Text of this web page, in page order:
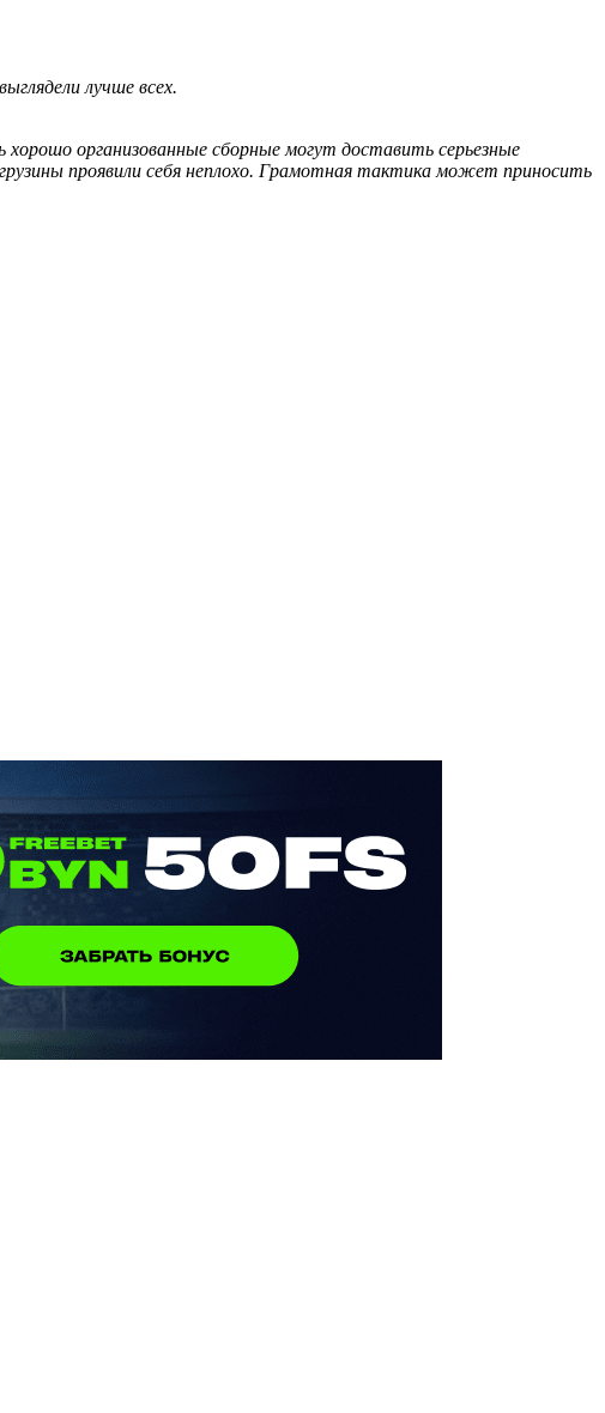
лучше всех.
организованные сборные могут доставить серьезные
проявили себя неплохо. Грамотная тактика может приносить